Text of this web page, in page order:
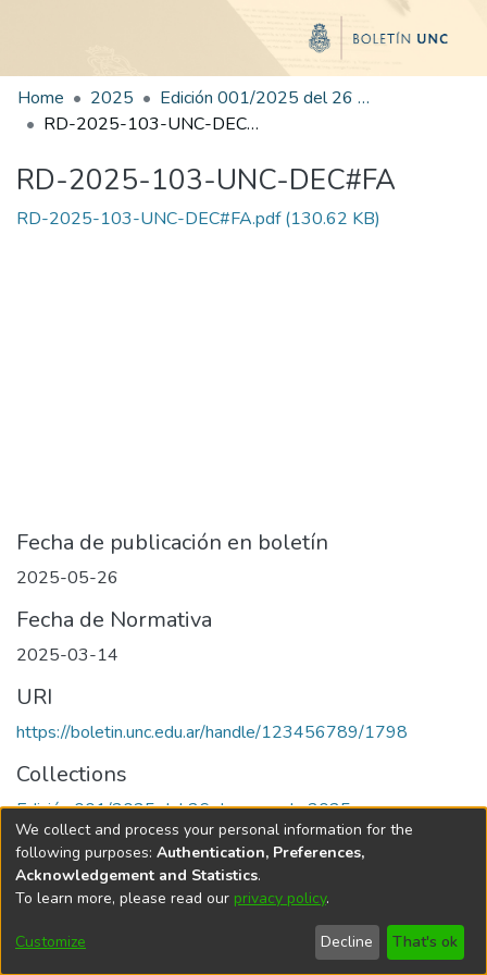
Home 2025
Edición 001/2025 del 26 de mayo de 2025
RD-2025-103-UNC-DEC#FA
RD-2025-103-UNC-DEC#FA
RD-2025-103-UNC-DEC#FA.pdf(130.62 KB)
Fecha de publicación en boletín
2025-05-26
Fecha de Normativa
2025-03-14
URI
https://boletin.unc.edu.ar/handle/123456789/1798
Collections
Edición 001/2025 del 26 de mayo de 2025
Universidad Nacional de Córdoba
We collect and process your personal information for the
following purposes: Authentication, Preferences,
Acknowledgement and Statistics.
To learn more, please read our privacy policy.
Customize Decline That's ok